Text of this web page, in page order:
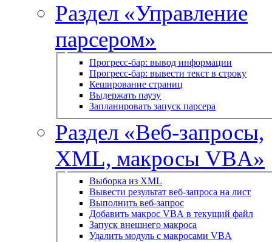
Раздел «Управление
парсером»
Прогресс-бар: вывод информации
Прогресс-бар: вывести текст в строку
Кеширование страниц
Выдержать паузу
Запланировать запуск парсера
Раздел «Веб-запросы,
XML, макросы VBA»
Выборка из XML
Вывести результат веб-запроса на лист
Выполнить веб-запрос
Добавить макрос VBA в текущий файл
Запуск внешнего макроса
Удалить модуль с макросами VBA